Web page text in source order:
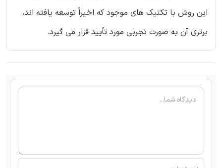
این روش با تکنیک های موجود که اخیراً توسعه یافته اند،
برتری آن به صورت تجربی مورد تأیید قرار می گیرد.